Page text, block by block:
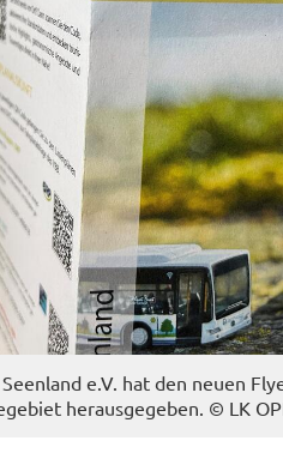
e.V. hat den neuen
her­aus­ge­ge­ben. © LK